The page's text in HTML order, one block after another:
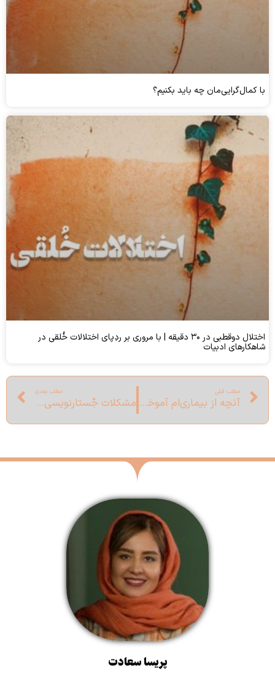
با کمال‌گرایی‌مان چه باید بکنیم؟
اختلال دوقطبی در ۳۰ دقیقه | با مروری بر ردِپای اختلالات خُلقی در
شاهکارهای ادبیات
مطلب قبلی
آنچه از بیماری‌ام آموختم
مطلب بعدی
مشکلات جُستارنویسی | قسمت اول: تعریفِ جستار
پریسا سعادت